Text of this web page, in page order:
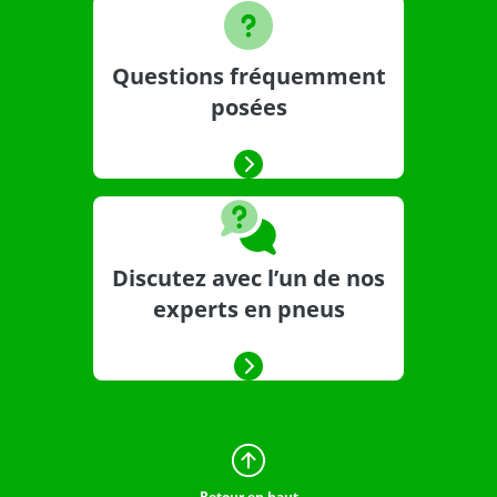
Questions fréquemment
posées
Discutez avec l’un de nos
experts en pneus